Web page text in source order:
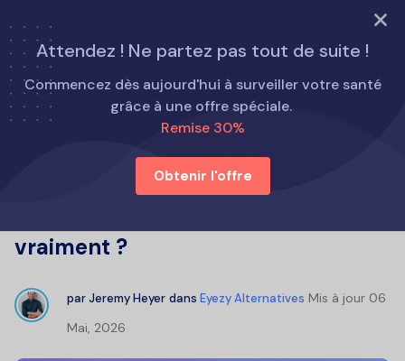
ESSAYEZ MAINTENANT
Attendez ! Ne partez pas tout de suite !
Commencez dès aujourd'hui à surveiller votre santé
grâce à une offre spéciale.
Remise 30%
Obtenir l'offre
Accueil
Alternatives au Eyezy
Hoverwatch Reviews 2026 : Hoverwatch fonctionne-t-il
vraiment ?
Hoverwatch Reviews 2026 :
vraiment ?
parJeremy Heyer dans Eyezy Alternatives Mis à jour 06
Mai, 2026